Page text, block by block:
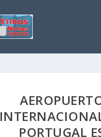
PORTUGAL